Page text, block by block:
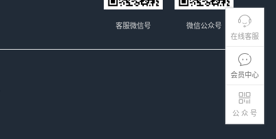
在线客服
会员中心
公 众 号
微信公众号
客服微信号